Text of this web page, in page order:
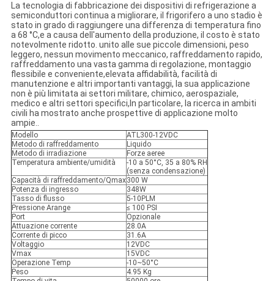
La tecnologia di fabbricazione dei dispositivi di refrigerazione a
semiconduttori continua a migliorare, il frigorifero a uno stadio è
stato in grado di raggiungere una differenza di temperatura fino
a 68 °C,e a causa dell'aumento della produzione, il costo è stato
notevolmente ridotto. unito alle sue piccole dimensioni, peso
leggero, nessun movimento meccanico, raffreddamento rapido,
raffreddamento una vasta gamma di regolazione, montaggio
flessibile e conveniente,elevata affidabilità, facilità di
manutenzione e altri importanti vantaggi, la sua applicazione
non è più limitata ai settori militare, chimico, aerospaziale,
medico e altri settori specifici,In particolare, la ricerca in ambiti
civili ha mostrato anche prospettive di applicazione molto
ampie..
Modello
ATL300-12VDC
Metodo di raffreddamento
Liquido
Metodo di irradiazione
Forze aeree
Temperatura ambiente/umidità
-10 a 50°C, 35 a 80% RH
(senza condensazione)
Capacità di raffreddamento/Qmax300 W
Potenza di ingresso
348W
Tasso di flusso
5-10PLM
Pressione Arange
≤ 100 PSI
Port
Opzionale
Attuazione corrente
28.0A
Corrente di picco
31.6A
Voltaggio
12VDC
Vmax
15VDC
Operazione Temp
-10~50°C
Peso
4.95 Kg